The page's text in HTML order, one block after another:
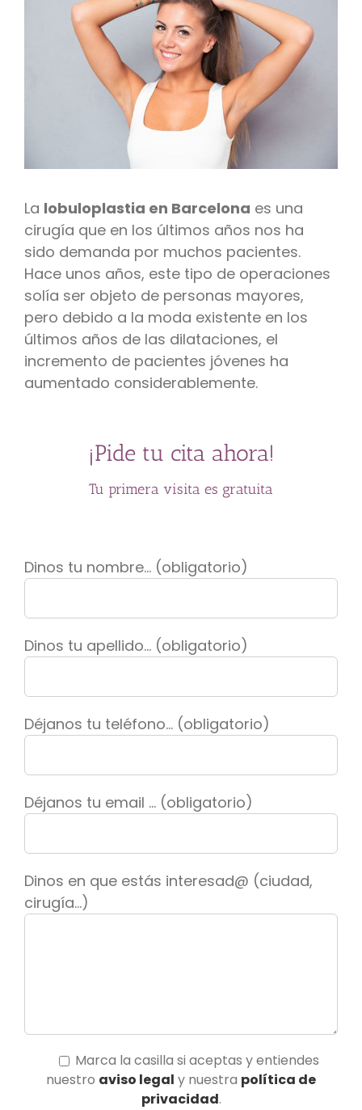
La lobuloplastia en Barcelona es una
cirugía que en los últimos años nos ha
sido demanda por muchos pacientes.
Hace unos años, este tipo de operaciones
solía ser objeto de personas mayores,
pero debido a la moda existente en los
últimos años de las dilataciones, el
incremento de pacientes jóvenes ha
aumentado considerablemente.
¡Pide tu cita ahora!
Tu primera visita es gratuita
Dinos tu nombre... (obligatorio)
Dinos tu apellido... (obligatorio)
Déjanos tu teléfono... (obligatorio)
Déjanos tu email ... (obligatorio)
Dinos en que estás interesad@ (ciudad,
cirugía...)
Marca la casilla si aceptas y entiendes
nuestro aviso legal y nuestra política de
privacidad.